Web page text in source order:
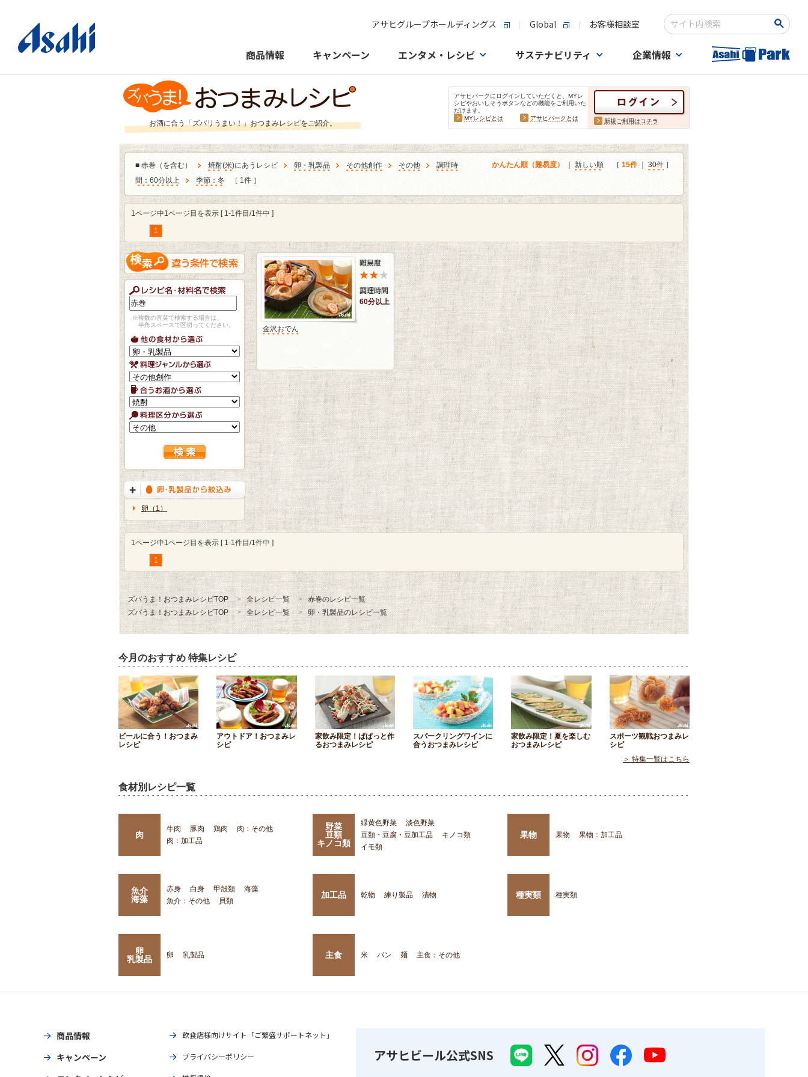
アサヒグループホールディングス Global お客様相談室
検索キーワード入力
商品情報 キャンペーン エンタメ・レシピ サステナビリティ 企業情報
お酒に合う「ズバリうまい！」おつまみレシピをご紹介。
アサヒパークにログインしていただくと、MYレ
シピやおいしそうボタンなどの機能をご利用いた
だけます。
MYレシピとは
アサヒパークとは 新規ご利用はコチラ
■ 赤巻（を含む） 焼酎(米)にあうレシピ 卵・乳製品 その他創作 その他
調理時
間：60分以上
季節：冬 ［ 1件 ］
かんたん順（難易度） 新しい順 ［ 15件｜ 30件 ］
1ページ中1ページ目を表示 [ 1-1件目/1件中 ]
1
※複数の言葉で検索する場合は、
半角スペースで区切ってください。
卵（1）
60分以上
金沢おでん
1ページ中1ページ目を表示 [ 1-1件目/1件中 ]
1
ズバうま！おつまみレシピTOP 全レシピ一覧
赤巻のレシピ一覧
ズバうま！おつまみレシピTOP
全レシピ一覧 卵・乳製品のレシピ一覧
今月のおすすめ 特集レシピ
ビールに合う！おつまみ
レシピ
アウトドア！おつまみレ
シピ
家飲み限定！ぱぱっと作
るおつまみレシピ
スパークリングワインに
合うおつまみレシピ
家飲み限定！夏を楽しむ
おつまみレシピ
スポーツ観戦おつまみレ
シピ
＞ 特集一覧はこちら
食材別レシピ一覧
肉
牛肉 豚肉 鶏肉
肉：その他
肉：加工品
野菜
豆類
キノコ類
緑黄色野菜
淡色野菜
豆類・豆腐・豆加工品
キノコ類
イモ類
果物 果物 果物：加工品
魚介
海藻
赤身 白身 甲殻類
海藻
魚介：その他
貝類
加工品 乾物 練り製品 漬物 種実類 種実類
卵
乳製品
卵 乳製品 主食 米 パン 麺 主食：その他
商品情報
キャンペーン
飲食店様向けサイト「ご繁盛サポートネット」
プライバシーポリシー アサヒビール公式SNS